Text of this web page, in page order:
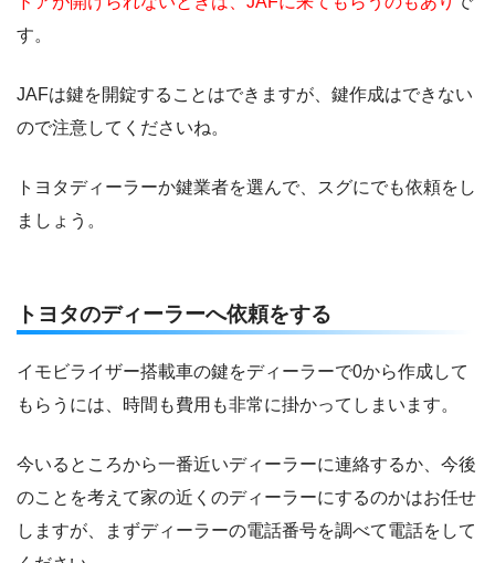
す。
JAFは鍵を開錠することはできますが、鍵作成はできない
ので注意してくださいね。
トヨタディーラーか鍵業者を選んで、スグにでも依頼をし
ましょう。
トヨタのディーラーへ依頼をする
イモビライザー搭載車の鍵をディーラーで0から作成して
もらうには、時間も費用も非常に掛かってしまいます。
今いるところから一番近いディーラーに連絡するか、今後
のことを考えて家の近くのディーラーにするのかはお任せ
しますが、まずディーラーの電話番号を調べて電話をして